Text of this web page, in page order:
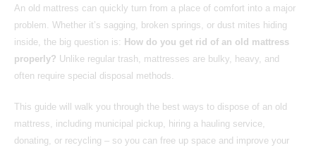
An old mattress can quickly turn from a place of comfort into a major
problem. Whether it’s sagging, broken springs, or dust mites hiding
inside, the big question is: How do you get rid of an old mattress
properly? Unlike regular trash, mattresses are bulky, heavy, and
often require special disposal methods.
This guide will walk you through the best ways to dispose of an old
mattress, including municipal pickup, hiring a hauling service,
donating, or recycling – so you can free up space and improve your